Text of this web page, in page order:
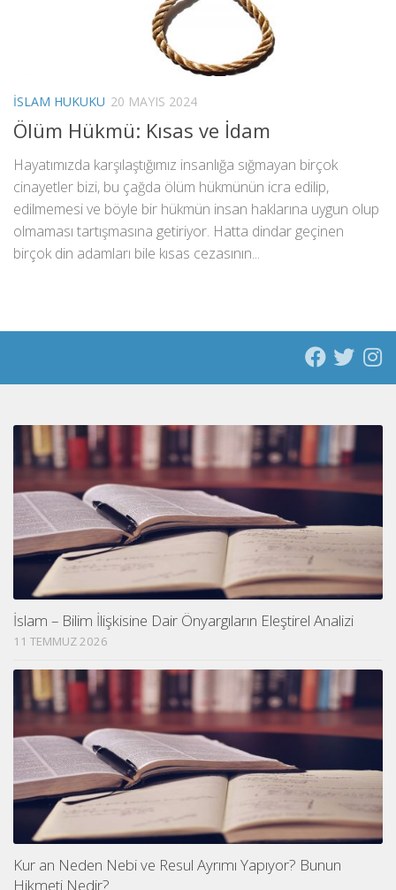
İSLAM HUKUKU 20 MAYIS 2024
Ölüm Hükmü: Kısas ve İdam
Hayatımızda karşılaştığımız insanlığa sığmayan birçok
cinayetler bizi, bu çağda ölüm hükmünün icra edilip,
edilmemesi ve böyle bir hükmün insan haklarına uygun olup
olmaması tartışmasına getiriyor. Hatta dindar geçinen
birçok din adamları bile kısas cezasının...
İslam – Bilim İlişkisine Dair Önyargıların Eleştirel Analizi
11 TEMMUZ 2026
Kur an Neden Nebi ve Resul Ayrımı Yapıyor? Bunun
Hikmeti Nedir?